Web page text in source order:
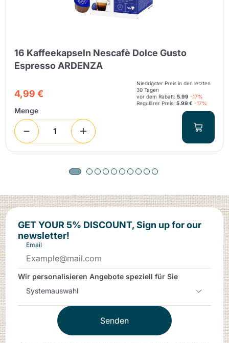
16 Kaffeekapseln Nescafè Dolce Gusto
Espresso ARDENZA
4,99 €
Niedrigster Preis in den letzten
30 Tagen
vor dem Rabatt:5.99 -17%
Regulärer Preis:5.99 € -17%
Menge
GET YOUR 5% DISCOUNT, Sign up for our
newsletter!
Email
Wir personalisieren Angebote speziell für Sie
Systemauswahl
Caffitaly System Senden